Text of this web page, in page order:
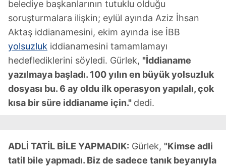
belediye başkanlarının tutuklu olduğu
soruşturmalara ilişkin; eylül ayında Aziz İhsan
Aktaş iddianamesini, ekim ayında ise İBB
yolsuzluk iddianamesini tamamlamayı
hedeflediklerini söyledi. Gürlek, "İddianame
yazılmaya başladı. 100 yılın en büyük yolsuzluk
dosyası bu. 6 ay oldu ilk operasyon yapılalı, çok
kısa bir süre iddianame için." dedi.
ADLİ TATİL BİLE YAPMADIK: Gürlek, "Kimse adli
tatil bile yapmadı. Biz de sadece tanık beyanıyla